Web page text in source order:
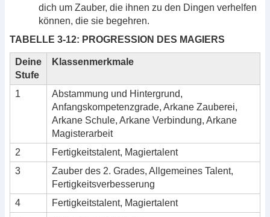
dich um Zauber, die ihnen zu den Dingen verhelfen
können, die sie begehren.
TABELLE 3-12: PROGRESSION DES MAGIERS
Deine
Stufe
Klassenmerkmale
1
Abstammung und Hintergrund,
Anfangskompetenzgrade, Arkane Zauberei,
Arkane Schule, Arkane Verbindung, Arkane
Magisterarbeit
2
Fertigkeitstalent, Magiertalent
3
Zauber des 2. Grades, Allgemeines Talent,
Fertigkeitsverbesserung
4
Fertigkeitstalent, Magiertalent